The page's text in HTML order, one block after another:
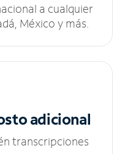
a cualquier
México y más.
adicional
transcripciones